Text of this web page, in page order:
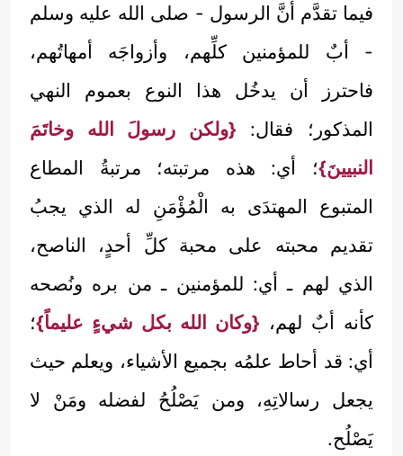
فيما تقدَّم أنَّ الرسول - صلى الله عليه وسلم
- أبٌ للمؤمنين كلِّهم، وأزواجَه أمهاتُهم،
فاحترز أن يدخُل هذا النوع بعموم النهي
المذكور؛ فقال: {ولكن رسولَ الله وخاتَمَ
النبيينَ}؛ أي: هذه مرتبته؛ مرتبةُ المطاع
المتبوع المهتدَى به الْمُؤْمَنِ له الذي يجبُ
تقديم محبته على محبة كلِّ أحدٍ، الناصح،
الذي لهم ـ أي: للمؤمنين ـ من بره ونُصحه
كأنه أبٌ لهم، {وكان الله بكل شيءٍ عليماً}؛
أي: قد أحاط علمُه بجميع الأشياء، ويعلم حيث
يجعل رسالاتِهِ، ومن يَصْلُحُ لفضله ومَنْ لا
يَصْلُح.